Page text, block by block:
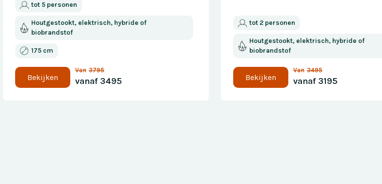
tot 5 personen
Houtgestookt, elektrisch, hybride of
biobrandstof
175 cm
Bekijken
Van 3795
vanaf 3495
tot 2 personen
Houtgestookt, elektrisch, hybride of
biobrandstof
Bekijken
Van 3495
vanaf 3195